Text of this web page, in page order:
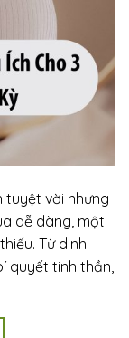
tuyệt vời nhưng
dễ dàng, một
Từ dinh
quyết tinh thần,